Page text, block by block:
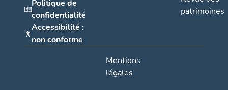
Politique de
confidentialité
Accessibilité :
non conforme
patrimoines
Mentions
légales